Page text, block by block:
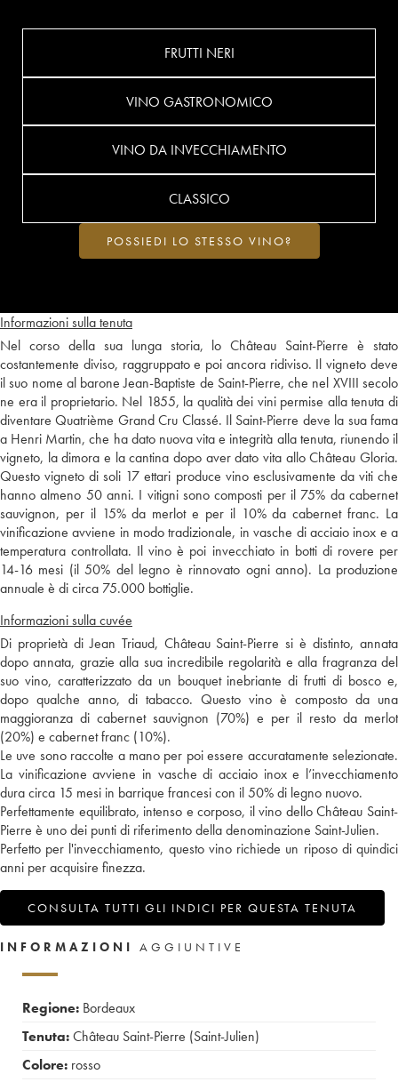
Informazioni sulla tenuta
Nel corso della sua lunga storia, lo Château Saint-Pierre è stato
costantemente diviso, raggruppato e poi ancora ridiviso. Il vigneto deve
il suo nome al barone Jean-Baptiste de Saint-Pierre, che nel XVIII secolo
ne era il proprietario. Nel 1855, la qualità dei vini permise alla tenuta di
diventare Quatrième Grand Cru Classé. Il Saint-Pierre deve la sua fama
a Henri Martin, che ha dato nuova vita e integrità alla tenuta, riunendo il
vigneto, la dimora e la cantina dopo aver dato vita allo Château Gloria.
Questo vigneto di soli 17 ettari produce vino esclusivamente da viti che
hanno almeno 50 anni. I vitigni sono composti per il 75% da cabernet
sauvignon, per il 15% da merlot e per il 10% da cabernet franc. La
vinificazione avviene in modo tradizionale, in vasche di acciaio inox e a
temperatura controllata. Il vino è poi invecchiato in botti di rovere per
14-16 mesi (il 50% del legno è rinnovato ogni anno). La produzione
annuale è di circa 75.000 bottiglie.
Informazioni sulla cuvée
Di proprietà di Jean Triaud, Château Saint-Pierre si è distinto, annata
dopo annata, grazie alla sua incredibile regolarità e alla fragranza del
suo vino, caratterizzato da un bouquet inebriante di frutti di bosco e,
dopo qualche anno, di tabacco. Questo vino è composto da una
maggioranza di cabernet sauvignon (70%) e per il resto da merlot
(20%) e cabernet franc (10%).
Le uve sono raccolte a mano per poi essere accuratamente selezionate.
La vinificazione avviene in vasche di acciaio inox e l’invecchiamento
dura circa 15 mesi in barrique francesi con il 50% di legno nuovo.
Perfettamente equilibrato, intenso e corposo, il vino dello Château Saint-
Pierre è uno dei punti di riferimento della denominazione Saint-Julien.
Perfetto per l'invecchiamento, questo vino richiede un riposo di quindici
anni per acquisire finezza.
CONSULTA TUTTI GLI INDICI PER QUESTA TENUTA
FRUTTI NERI
VINO GASTRONOMICO
VINO DA INVECCHIAMENTO
CLASSICO
POSSIEDI LO STESSO VINO?
INFORMAZIONI AGGIUNTIVE
Regione: Bordeaux
Tenuta:Château Saint-Pierre (Saint-Julien)
Colore: rosso